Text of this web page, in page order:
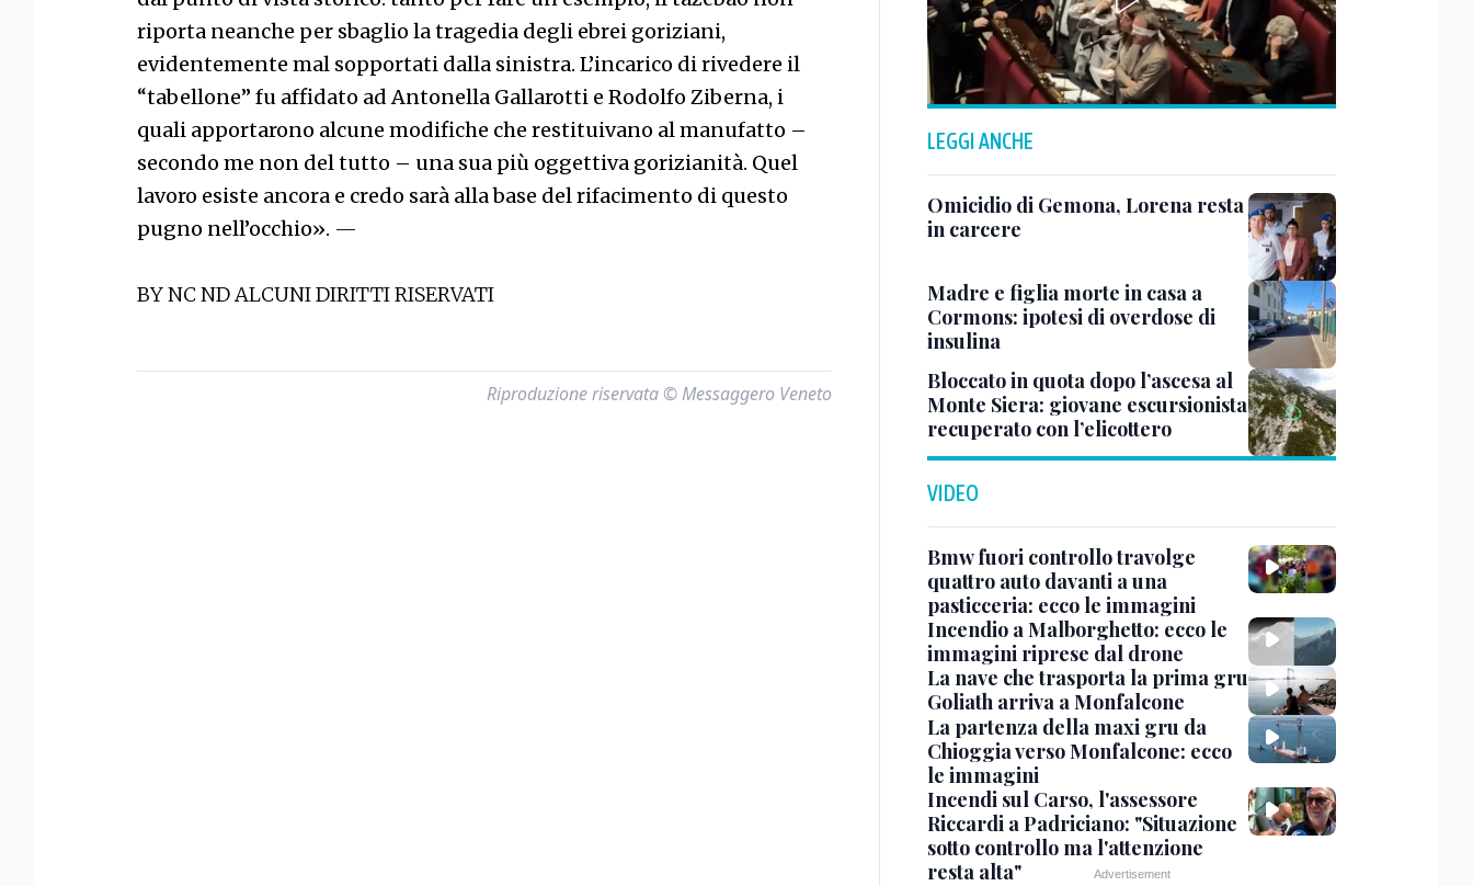
riporta neanche per sbaglio la tragedia degli ebrei goriziani,
evidentemente mal sopportati dalla sinistra. L’incarico di rivedere il
“tabellone” fu affidato ad Antonella Gallarotti e Rodolfo Ziberna, i
quali apportarono alcune modifiche che restituivano al manufatto –
secondo me non del tutto – una sua più oggettiva gorizianità. Quel
lavoro esiste ancora e credo sarà alla base del rifacimento di questo
pugno nell’occhio». —
BY NC ND ALCUNI DIRITTI RISERVATI
Riproduzione riservata © Messaggero Veneto
LEGGI ANCHE
Omicidio di Gemona, Lorena resta
in carcere
Madre e figlia morte in casa a
Cormons: ipotesi di overdose di
insulina
Bloccato in quota dopo l’ascesa al
Monte Siera: giovane escursionista
recuperato con l’elicottero
VIDEO
Bmw fuori controllo travolge
quattro auto davanti a una
pasticceria: ecco le immagini
Incendio a Malborghetto: ecco le
immagini riprese dal drone
La nave che trasporta la prima gru
Goliath arriva a Monfalcone
La partenza della maxi gru da
Chioggia verso Monfalcone: ecco
le immagini
Incendi sul Carso, l'assessore
Riccardi a Padriciano: "Situazione
sotto controllo ma l'attenzione
resta alta"